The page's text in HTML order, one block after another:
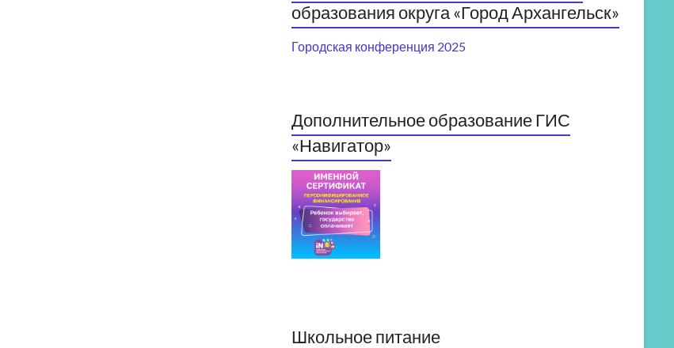
образования округа «Город Архангельск»
Городская конференция 2025
Дополнительное образование ГИС
«Навигатор»
Школьное питание